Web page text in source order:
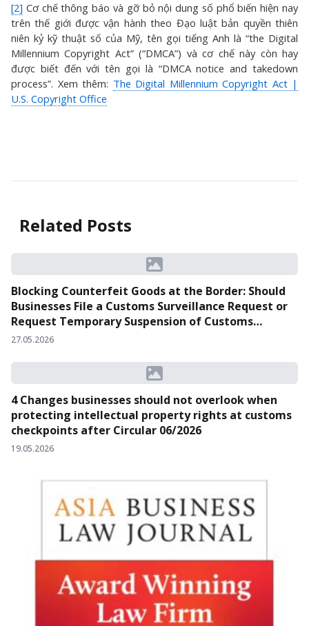
[2] Cơ chế thông báo và gỡ bỏ nội dung số phổ biến hiện nay
trên thế giới được vận hành theo Đạo luật bản quyền thiên
niên kỷ kỹ thuật số của Mỹ, tên gọi tiếng Anh là “the Digital
Millennium Copyright Act” (“DMCA”) và cơ chế này còn hay
được biết đến với tên gọi là “DMCA notice and takedown
process”. Xem thêm: The Digital Millennium Copyright Act |
U.S. Copyright Office
Related Posts
Blocking Counterfeit Goods at the Border: Should
Businesses File a Customs Surveillance Request or
Request Temporary Suspension of Customs
Clearance?
27.05.2026
4 Changes businesses should not overlook when
protecting intellectual property rights at customs
checkpoints after Circular 06/2026
19.05.2026